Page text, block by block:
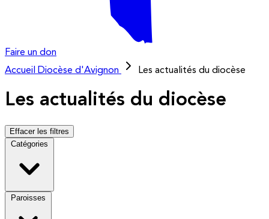
Faire un don
Accueil
Diocèse d'Avignon Les actualités du diocèse
Les actualités du diocèse
Effacer les filtres
Catégories
Paroisses